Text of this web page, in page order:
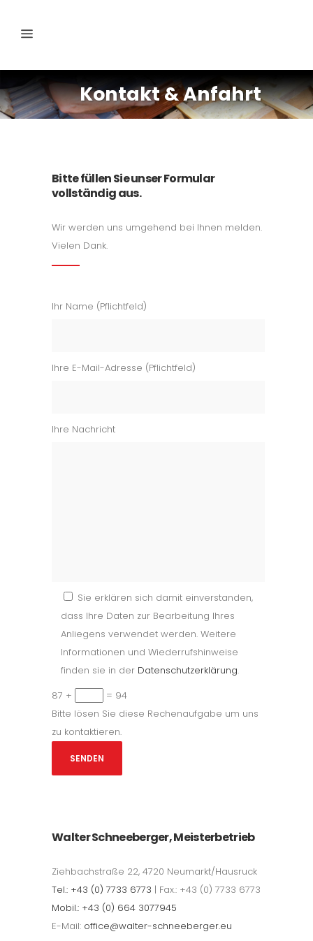
Kontakt & Anfahrt
Bitte füllen Sie unser Formular
vollständig aus.
Wir werden uns umgehend bei Ihnen melden.
Vielen Dank.
Ihr Name (Pflichtfeld)
Ihre E-Mail-Adresse (Pflichtfeld)
Ihre Nachricht
Sie erklären sich damit einverstanden,
dass Ihre Daten zur Bearbeitung Ihres
Anliegens verwendet werden. Weitere
Informationen und Wiederrufshinweise
finden sie in der Datenschutzerklärung.
87 +
= 94
Bitte lösen Sie diese Rechenaufgabe um uns
zu kontaktieren.
Walter Schneeberger, Meisterbetrieb
Ziehbachstraße 22, 4720 Neumarkt/Hausruck
Tel.: +43 (0) 7733 6773 | Fax.: +43 (0) 7733 6773
Mobil.: +43 (0) 664 3077945
E-Mail: office@walter-schneeberger.eu